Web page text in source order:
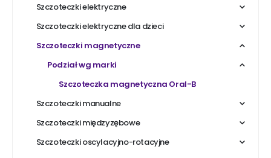
Szczoteczki elektryczne
Szczoteczki elektryczne dla dzieci
Szczoteczki magnetyczne
Podział wg marki
Szczoteczka magnetyczna Oral-B
Szczoteczki manualne
Szczoteczki międzyzębowe
Szczoteczki oscylacyjno-rotacyjne